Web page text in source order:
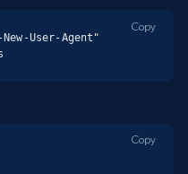
User-Agent"
Copy
Copy